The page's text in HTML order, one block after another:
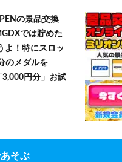
の景品交換
では貯めた
よ！特にスロッ
のメダルを
3,000円分」お試
そぶ